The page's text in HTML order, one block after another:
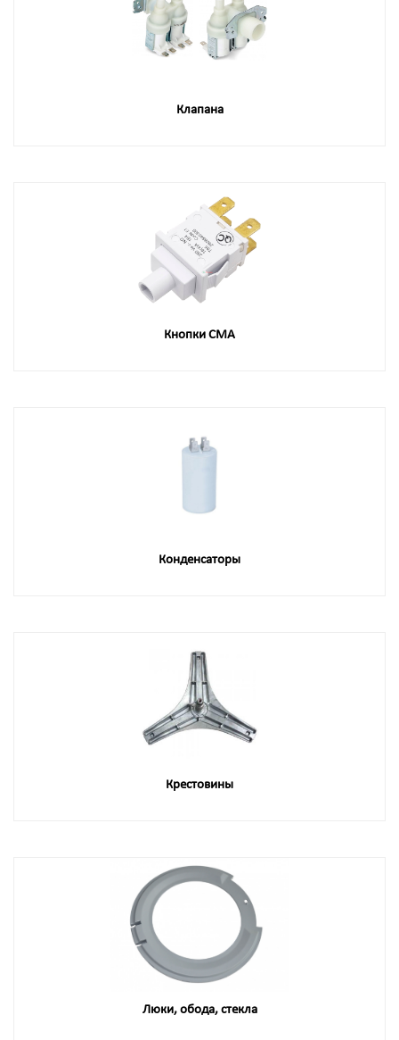
Клапана
Кнопки СМА
Конденсаторы
Крестовины
Люки, обода, стекла